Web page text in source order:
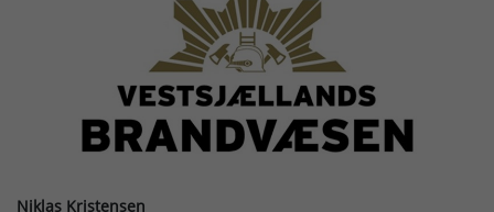
Niklas Kristensen